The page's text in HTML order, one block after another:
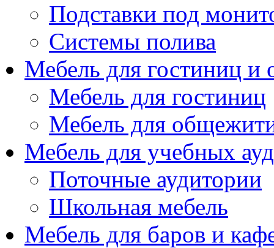
Подставки под
Системы полива
Мебель для гостиниц
Мебель для гостиниц
Мебель для
Мебель для учебных
Поточные аудитории
Школьная мебель
Мебель для баров и